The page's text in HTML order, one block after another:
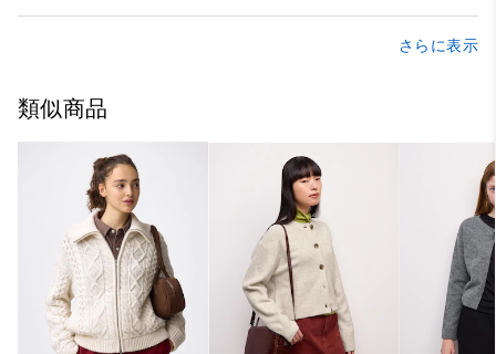
さらに表示
類似商品